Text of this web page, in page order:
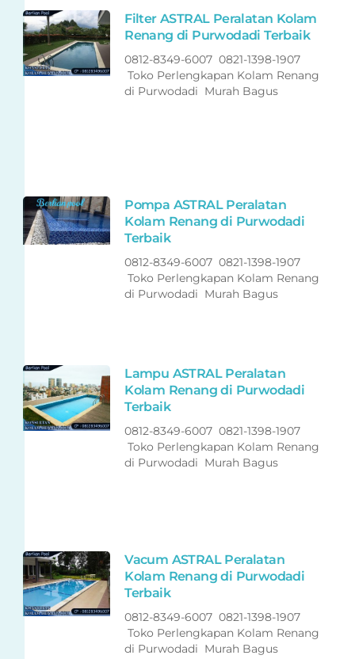
Filter ASTRAL Peralatan Kolam
Renang di Purwodadi Terbaik
0812-8349-6007 0821-1398-1907
Toko Perlengkapan Kolam Renang
di Purwodadi Murah Bagus
Pompa ASTRAL Peralatan
Kolam Renang di Purwodadi
Terbaik
0812-8349-6007 0821-1398-1907
Toko Perlengkapan Kolam Renang
di Purwodadi Murah Bagus
Lampu ASTRAL Peralatan
Kolam Renang di Purwodadi
Terbaik
0812-8349-6007 0821-1398-1907
Toko Perlengkapan Kolam Renang
di Purwodadi Murah Bagus
Vacum ASTRAL Peralatan
Kolam Renang di Purwodadi
Terbaik
0812-8349-6007 0821-1398-1907
Toko Perlengkapan Kolam Renang
di Purwodadi Murah Bagus